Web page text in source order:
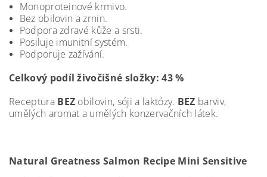
Monoproteinové krmivo.
Bez obilovin a zrnin.
Podpora zdravé kůže a srsti.
Posiluje imunitní systém.
Podporuje zažívání.
Celkový podíl živočišné složky: 43 %
Receptura BEZ obilovin, sóji a laktózy. BEZ barviv,
umělých aromat a umělých konzervačních látek.
Natural Greatness Salmon Recipe Mini Sensitive